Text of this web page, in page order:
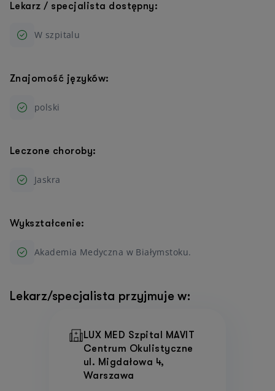
Lekarz / specjalista dostępny:
W szpitalu
Znajomość języków:
polski
Leczone choroby:
Jaskra
Wykształcenie:
Akademia Medyczna w Białymstoku.
Lekarz/specjalista przyjmuje w:
LUX MED Szpital MAVIT
Centrum Okulistyczne
ul. Migdałowa 4,
Warszawa